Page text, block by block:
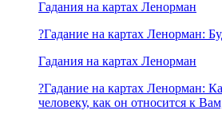
Гадания на картах Ленорман
?Гадание на картах Ленорман:
Гадания на картах Ленорман
?Гадание на картах Ленорман:
человеку, как он относится к